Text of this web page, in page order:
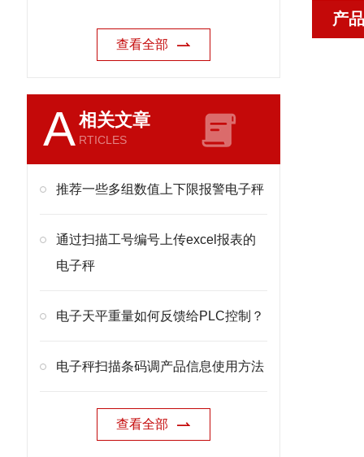
查看全部
A相关文章
RTICLES
推荐一些多组数值上下限报警电子秤
通过扫描工号编号上传excel报表的
电子秤
电子天平重量如何反馈给PLC控制？
电子秤扫描条码调产品信息使用方法
查看全部
产